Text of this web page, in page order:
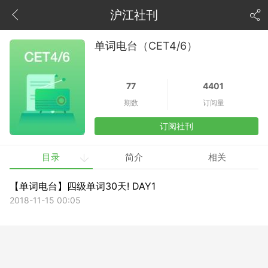
沪江社刊
单词电台（CET4/6）
77
期数
4401
订阅量
订阅社刊
目录 简介 相关
【单词电台】四级单词30天! DAY1
2018-11-15 00:05